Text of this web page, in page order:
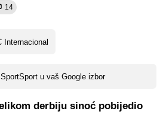
14
Internacional
u vaš Google izbor
derbiju sinoć pobijedio